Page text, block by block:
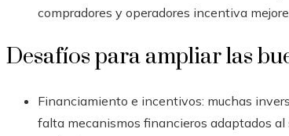
compradores y operadores incentiva
Desafíos para ampliar las
Financiamiento e incentivos: muchas
falta mecanismos financieros adaptados